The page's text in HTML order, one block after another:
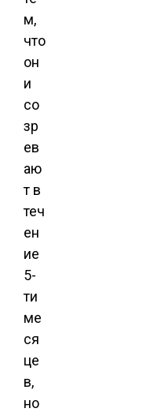
м,
что
он
и
со
зр
ев
аю
т в
теч
ен
ие
5-
ти
ме
ся
це
в,
но